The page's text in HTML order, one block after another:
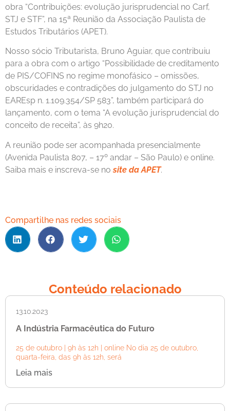
obra “Contribuições: evolução jurisprudencial no Carf,
STJ e STF”, na 15ª Reunião da Associação Paulista de
Estudos Tributários (APET).
Nosso sócio Tributarista, Bruno Aguiar, que contribuiu
para a obra com o artigo “Possibilidade de creditamento
de PIS/COFINS no regime monofásico – omissões,
obscuridades e contradições do julgamento do STJ no
EAREsp n. 1.109.354/SP 583”, também participará do
lançamento, com o tema “A evolução jurisprudencial do
conceito de receita”, às 9h20.
A reunião pode ser acompanhada presencialmente
(Avenida Paulista 807, – 17º andar – São Paulo) e online.
Saiba mais e inscreva-se nosite da APET.
Compartilhe nas redes sociais
Conteúdo relacionado
13.10.2023
A Indústria Farmacêutica do Futuro
25 de outubro | 9h às 12h | online No dia 25 de outubro,
quarta-feira, das 9h às 12h, será
Leia mais